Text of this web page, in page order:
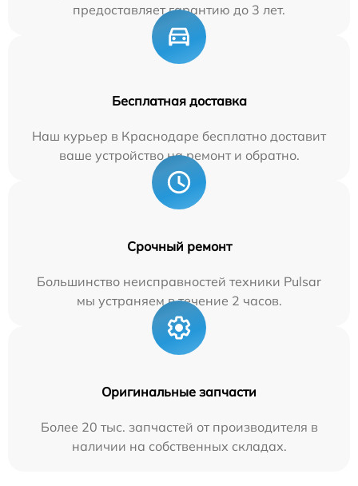
предоставляет гарантию до 3 лет.
Бесплатная доставка
Наш курьер в Краснодаре бесплатно доставит
ваше устройство на ремонт и обратно.
Срочный ремонт
Большинство неисправностей техники Pulsar
мы устраняем в течение 2 часов.
Оригинальные запчасти
Более 20 тыс. запчастей от производителя в
наличии на собственных складах.